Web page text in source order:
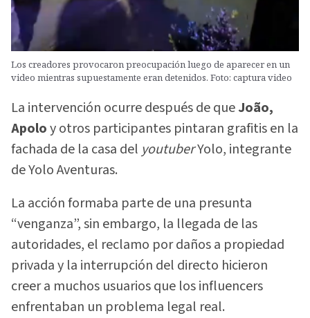
Los creadores provocaron preocupación luego de aparecer en un
video mientras supuestamente eran detenidos. Foto: captura video
La intervención ocurre después de queJoão,
Apoloy otros participantes pintaran grafitis en la
fachada de la casa del youtuberYolo, integrante
de Yolo Aventuras.
La acción formaba parte de una presunta
“venganza”, sin embargo, la llegada de las
autoridades, el reclamo por daños a propiedad
privada y la interrupción del directo hicieron
creer a muchos usuarios que los influencers
enfrentaban un problema legal real.